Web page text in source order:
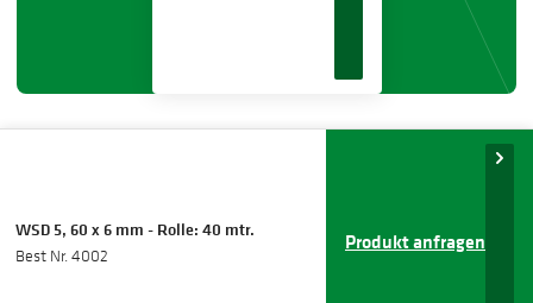
WSD 5, 60 x 6 mm - Rolle: 40 mtr.
Best Nr. 4002
Produkt anfragen